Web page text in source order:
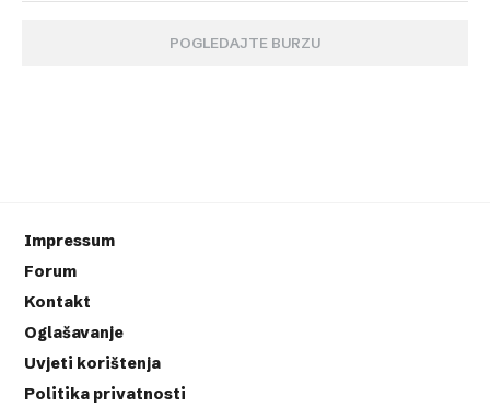
POGLEDAJTE BURZU
Impressum
Forum
Kontakt
Oglašavanje
Uvjeti korištenja
Politika privatnosti